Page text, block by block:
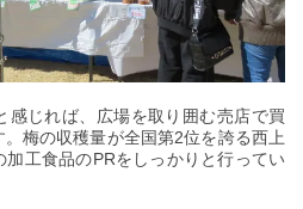
感じれば、広場を取り囲む売店で買
梅の収穫量が全国第2位を誇る西上
工食品のPRをしっかりと行ってい